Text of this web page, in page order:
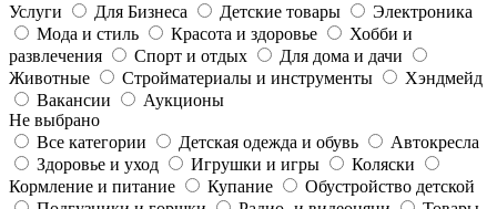
Услуги
Для Бизнеса Детские товары
Электроника
Мода и стиль
Красота и здоровье
Хобби и
развлечения
Спорт и отдых
Для дома и дачи
Животные
Стройматериалы и инструменты
Хэндмейд
Вакансии
Аукционы
Не выбрано
Все категории
Детская одежда и обувь
Автокресла
Здоровье и уход
Игрушки и игры
Коляски
Кормление и питание
Купание
Обустройство детской